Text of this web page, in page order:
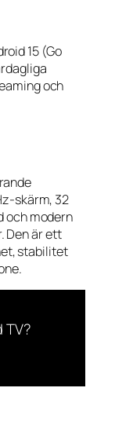
15 (Go
och
skärm, 32
och modern
Den är ett
stabilitet
TV?